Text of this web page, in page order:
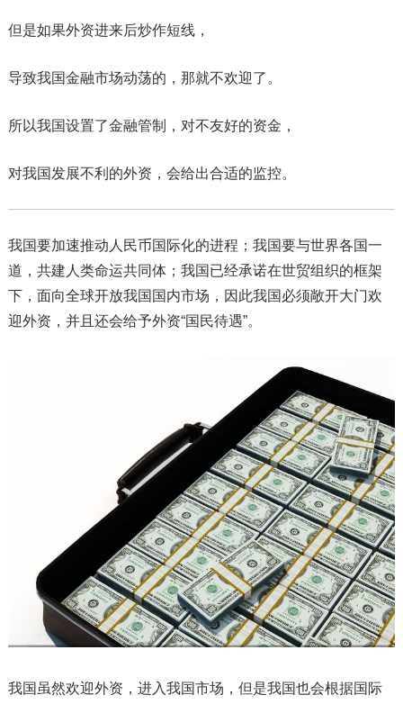
但是如果外资进来后炒作短线，
导致我国金融市场动荡的，那就不欢迎了。
所以我国设置了金融管制，对不友好的资金，
对我国发展不利的外资，会给出合适的监控。
我国要加速推动人民币国际化的进程；我国要与世界各国一
道，共建人类命运共同体；我国已经承诺在世贸组织的框架
下，面向全球开放我国国内市场，因此我国必须敞开大门欢
迎外资，并且还会给予外资“国民待遇”。
我国虽然欢迎外资，进入我国市场，但是我国也会根据国际